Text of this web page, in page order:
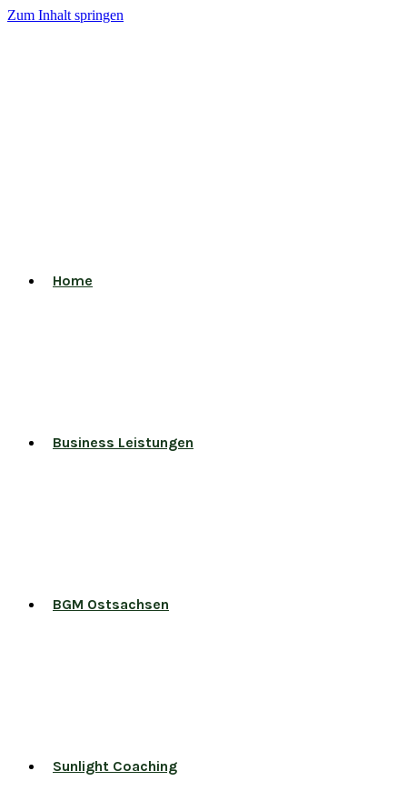
Zum Inhalt springen
Home
Business Leistungen
BGM Ostsachsen
Sunlight Coaching